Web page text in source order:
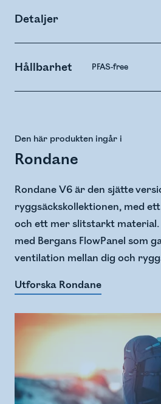
Detaljer
Hållbarhet PFAS-free
Den här produkten ingår i
Rondane
Rondane V6 är den sjätte
ryggsäckskollektionen, med
och ett mer slitstarkt
med Bergans FlowPanel som
ventilation mellan dig och
Utforska Rondane